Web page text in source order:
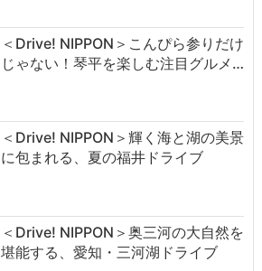
＜Drive! NIPPON＞こんぴら参りだけ
じゃない！琴平を楽しむ注目グルメ…
＜Drive! NIPPON＞輝く海と湖の美景
に包まれる、夏の福井ドライブ
＜Drive! NIPPON＞奥三河の大自然を
堪能する、愛知・三河湖ドライブ